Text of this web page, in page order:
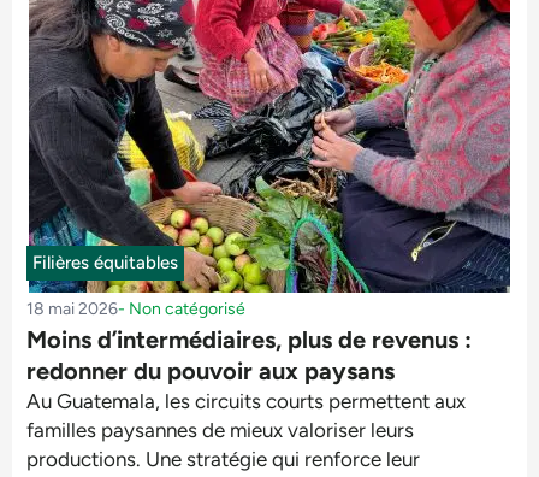
Filières équitables
18 mai 2026- Non catégorisé
Moins d’intermédiaires, plus de revenus :
redonner du pouvoir aux paysans
Au Guatemala, les circuits courts permettent aux
familles paysannes de mieux valoriser leurs
productions. Une stratégie qui renforce leur